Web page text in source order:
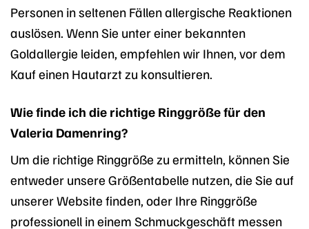
Personen in seltenen Fällen allergische Reaktionen
auslösen. Wenn Sie unter einer bekannten
Goldallergie leiden, empfehlen wir Ihnen, vor dem
Kauf einen Hautarzt zu konsultieren.
Wie finde ich die richtige Ringgröße für den
Valeria Damenring?
Um die richtige Ringgröße zu ermitteln, können Sie
entweder unsere Größentabelle nutzen, die Sie auf
unserer Website finden, oder Ihre Ringgröße
professionell in einem Schmuckgeschäft messen